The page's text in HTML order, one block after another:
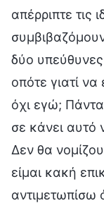
απέρριπτε τις
δύο υπεύθυνες
οπότε γιατί
όχι εγώ; Πάντα
σε κάνει αυτό
Δεν θα
είμαι κακή
αντιμετωπίσω